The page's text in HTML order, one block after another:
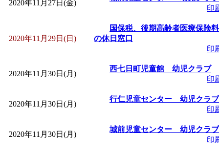
2020年11月27日(金)
印
2020年11月29日(日)
国保税、後期高齢者医療保険料
の休日窓口
印
2020年11月30日(月)
西七日町児童館 幼児クラブ
印
2020年11月30日(月)
行仁児童センター 幼児クラブ
印
2020年11月30日(月)
城前児童センター 幼児クラブ
印